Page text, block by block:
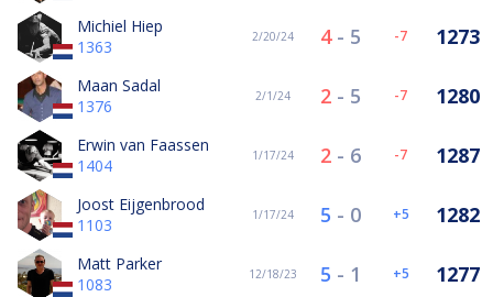
Michiel Hiep
1363
2/20/24 4- 5 -7 1273
Maan Sadal
1376
2/1/24 2 - 5 -7 1280
Erwin van Faassen
1404
1/17/24 2 - 6 -7 1287
Joost Eijgenbrood
1103
1/17/24 5 - 0 5 1282
Matt Parker
1083
12/18/23 5 - 1 5 1277